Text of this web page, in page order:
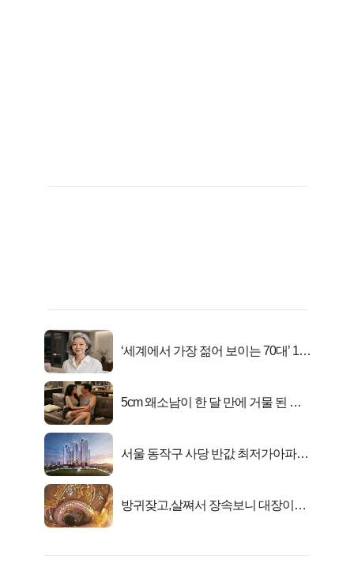
‘세계에서 가장 젊어 보이는 70대’ 1위
5cm 왜소남이 한 달 만에 거물 된 사
서울 동작구 사당 반값 최저가아파트
방귀잦고,살쪄서 장속보니 대장이아